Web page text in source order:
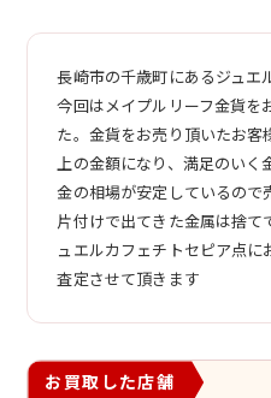
長崎市の千歳町にあるジュエ
今回はメイプルリーフ金貨を
た。金貨をお売り頂いたお客
上の金額になり、満足のいく
金の相場が安定しているので
片付けで出てきた金属は捨て
ュエルカフェチトセピア点
査定させて頂きます
お買取した店舗